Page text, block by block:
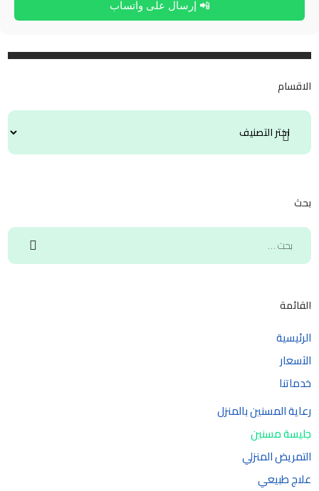
📲 إرسال على واتساب
الاقسام
بحث
القائمة
الرئيسية
الآسعار
خدماتنا
رعاية المسنين بالمنزل
جليسة مسنين
التمريض المنزلي
علاج طبيعي